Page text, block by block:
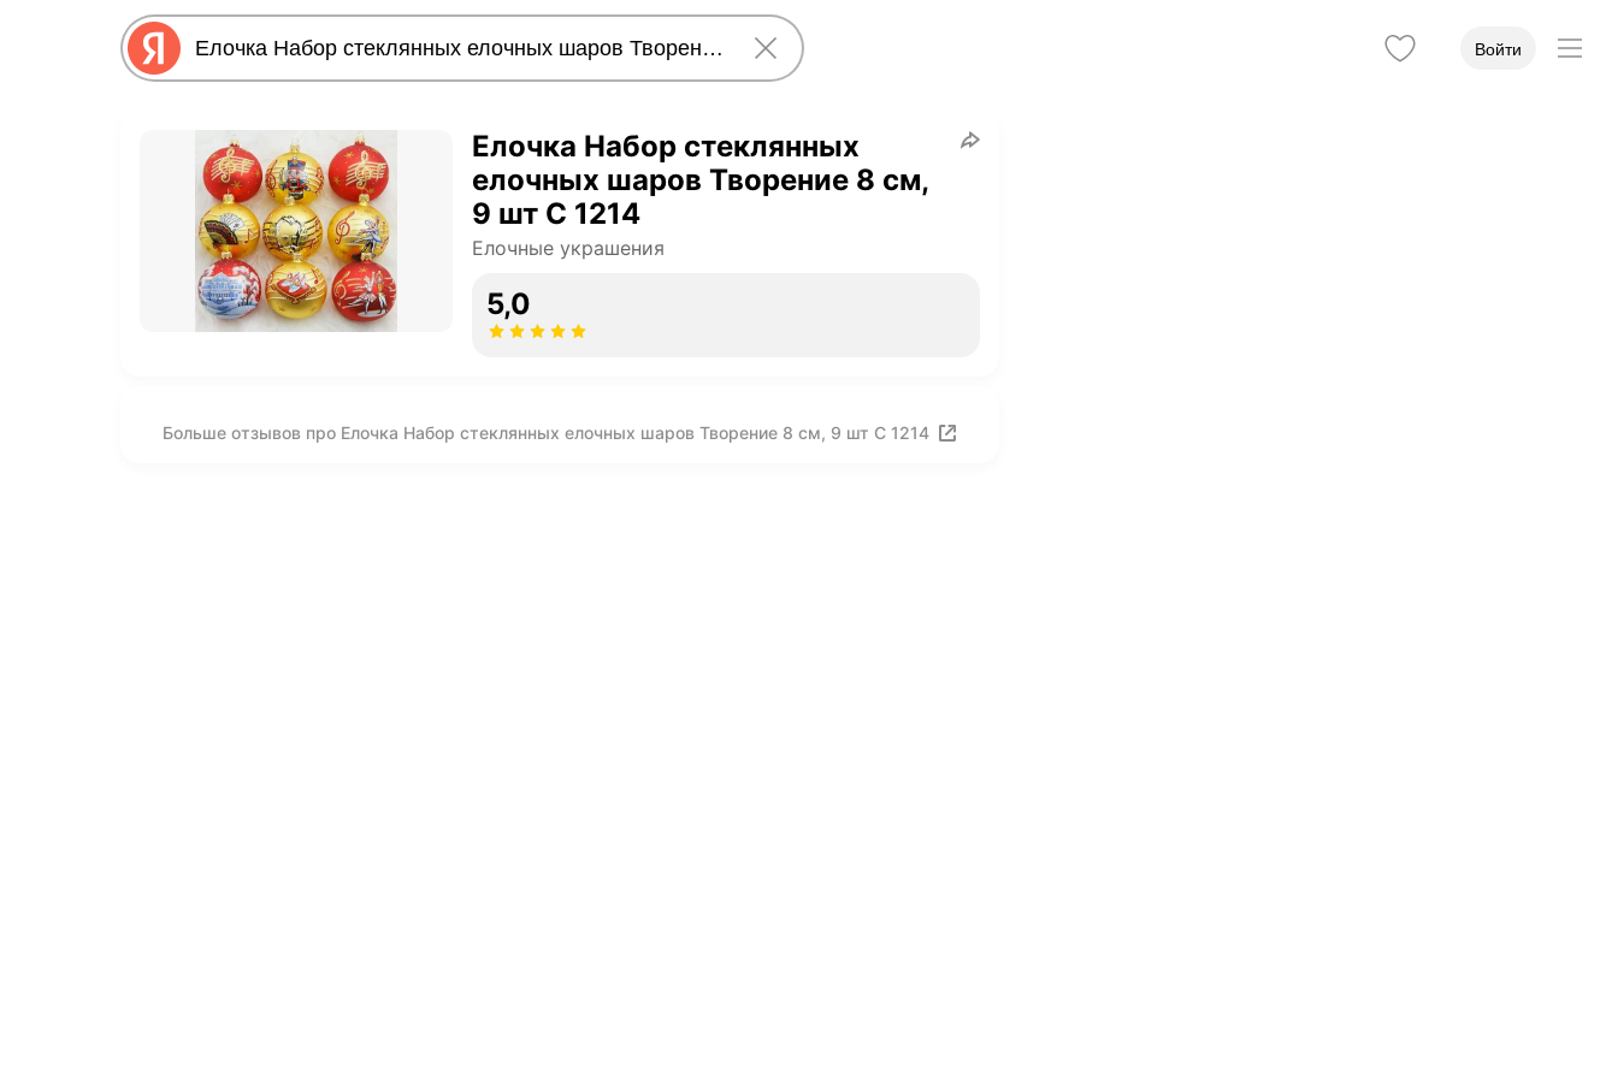
Войти
Елочка Набор стеклянных
елочных шаров Творение 8 см,
9 шт С 1214
Елочные украшения
5,0
Больше отзывов про Елочка Набор стеклянных елочных шаров Творение 8 см, 9 шт С 1214